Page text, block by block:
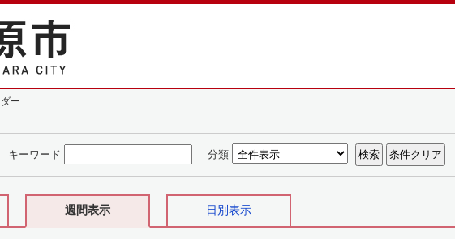
ー
キーワード 分類
週間表示 日別表示